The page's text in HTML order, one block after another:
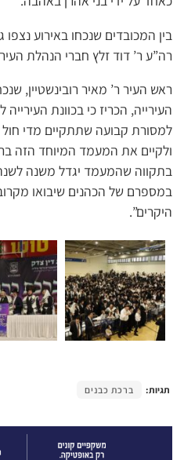
בין המכובדים שנכחו באירוע נצפו
רה”ע ר’ דוד זלץ חברי הנהלת
ראש העיר ר’ מאיר רובינשטיין,
העירייה, הכריז כי בכוונת
למסורת קבועה שתתקיים מדי חול
ולקיים את המעמד המיוחד הזה
בתקווה שהמעמד יגדל משנה
במספרם של הכהנים שיבואו
היקרים”.
תגיות: ברכת כבנים